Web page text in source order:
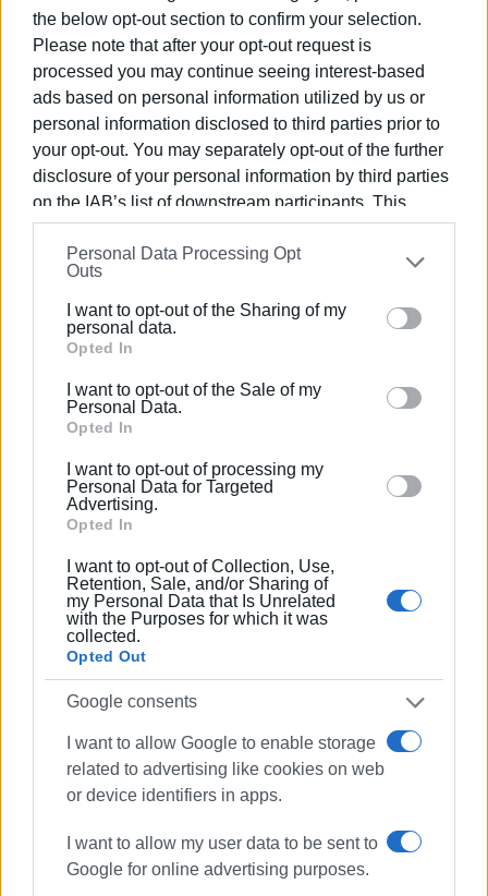
the below opt-out section to confirm your selection.
Please note that after your opt-out request is
processed you may continue seeing interest-based
ads based on personal information utilized by us or
personal information disclosed to third parties prior to
your opt-out. You may separately opt-out of the further
disclosure of your personal information by third parties
on the IAB’s list of downstream participants. This
information may also be disclosed by us to third parties
on theIAB’s List of Downstream Participants
that may
further disclose it to other third parties.
Please note that this website/app uses one or more
Google services and may gather and store information
behaviour. You may click to grant or deny consent to
Google and its third-party tags to use your data for
section.
Personal Data Processing Opt
Outs
I want to opt-out of the Sharing of my
personal data.
Opted In
I want to opt-out of the Sale of my
Personal Data.
Opted In
I want to opt-out of processing my
Personal Data for Targeted
Advertising.
Opted In
I want to opt-out of Collection, Use,
Retention, Sale, and/or Sharing of
my Personal Data that Is Unrelated
with the Purposes for which it was
collected.
Opted Out
Google consents
I want to allow Google to enable storage
related to advertising like cookies on web
or device identifiers in apps.
I want to allow my user data to be sent to
Google for online advertising purposes.
Εκεί ζουνΚερκυραϊκοί Σπηλαιόγρυλοι(Corfu cave
cricket -Dolichopodasteriotisi), όχι νυχτερίδες»
Περισσοτερές πληροφορίες από τις σπηλιές της
Κέρκυρας έχουν δημοσιευθεί στην ιστοσελίδα του
Speleo Corfu (www.speleocorfu.com).
Διάφορα κομμάτια παλαιών κεραμικών
Renévan Vlietθα ήθελε να ευχαριστήσει όλους όσοι
τον βοήθησαν
αυτού έγινε με την ευγενική και σημαντικη βοήθεια του
Νίκου Γισδάκη, της Αγγελικής Σγούρου, της Γιάννας
Μιχαλά, Michelle Anthis, CanyonZone, Rodcle και
Aventure Verticale»..
Εμφανίσεις: 215
Ακολουθήστε το enimerosi στο Facebook
Συνδρομητές στο e-paper